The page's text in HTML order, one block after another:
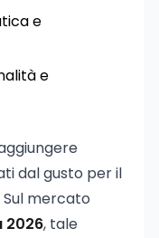
e
e
dal gusto per il
mercato
2026, tale